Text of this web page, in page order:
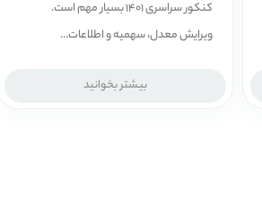
کنکور سراسری 1401 بسیار مهم است.
ویرایش معدل، سهمیه و اطلاعات...
بیشتر بخوانید